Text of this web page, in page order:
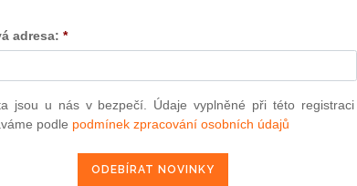
se usnesl na tomto zákoně České
ČÁST PRVNÍ
OBECNÁ USTANOVENÍ
adresa: *
jsou u nás v bezpečí. Údaje vyplněné při této registraci
podle podmínek zpracování osobních údajů